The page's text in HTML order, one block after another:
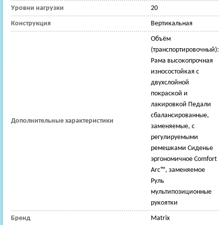
Уровни нагрузки 20
Конструкция Вертикальная
Дополнительные характеристики
Объём
(транспортировочный):
Рама высокопрочная
износостойкая с
двухслойной
покраской и
лакировкой Педали
сбалансированные,
заменяемые, с
регулируемыми
ремешками Сиденье
эргономичное Comfort
Arc™, заменяемое
Руль
мультипозиционные
рукоятки
Бренд Matrix